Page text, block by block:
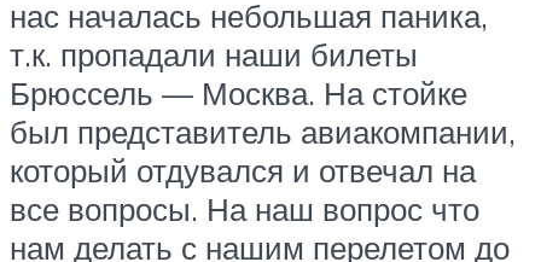
нас началась небольшая паника,
т.к. пропадали наши билеты
Брюссель — Москва. На стойке
был представитель авиакомпании,
который отдувался и отвечал на
все вопросы. На наш вопрос что
нам делать с нашим перелетом до